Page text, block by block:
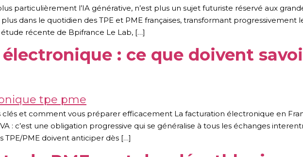
particulièrement l’IA générative, n’est plus un sujet futuriste réservé aux
plus dans le quotidien des TPE et PME françaises, transformant
étude récente de Bpifrance Le Lab, […]
: ce que doivent
clés et comment vous préparer efficacement La facturation électronique en
: c’est une obligation progressive qui se généralise à tous les échanges
TPE/PME doivent anticiper dès […]